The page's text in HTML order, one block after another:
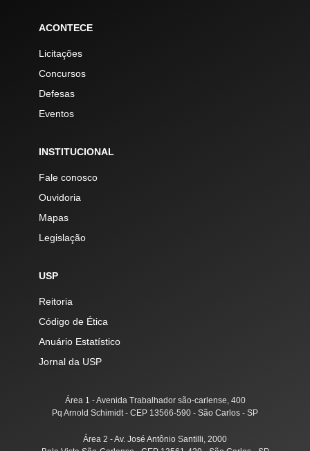
ACONTECE
Licitações
Concursos
Defesas
Eventos
INSTITUCIONAL
Fale conosco
Ouvidoria
Mapas
Legislação
USP
Reitoria
Código de Ética
Anuário Estatístico
Jornal da USP
Área 1 - Avenida Trabalhador são-carlense, 400
Pq Arnold Schimidt - CEP 13566-590 - São Carlos - SP
Área 2 - Av. José Antônio Santilli, 2000